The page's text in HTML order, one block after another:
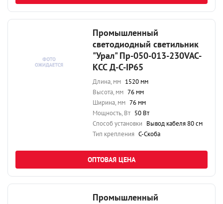
Промышленный
светодиодный светильник
"Урал" Пр-050-013-230VAC-
КСС Д-С-IP65
Длина, мм 1520 мм
Высота, мм 76 мм
Ширина, мм 76 мм
Мощность, Вт 50 Вт
Способ установки Вывод кабеля 80 см
Тип крепления С-Скоба
ОПТОВАЯ ЦЕНА
Промышленный